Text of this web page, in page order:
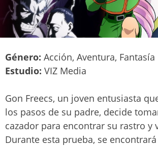
Género: Acción, Aventura, Fantasía
Estudio: VIZ Media
Gon Freecs, un joven entusiasta
los pasos de su padre, decide
cazador para encontrar su rastro y
Durante esta prueba, se